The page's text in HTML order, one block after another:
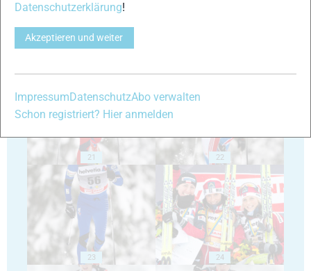
21 22
23 24
Datenschutzerklärung!
Akzeptieren und weiter
ImpressumDatenschutzAbo verwalten
Schon registriert? Hier anmelden